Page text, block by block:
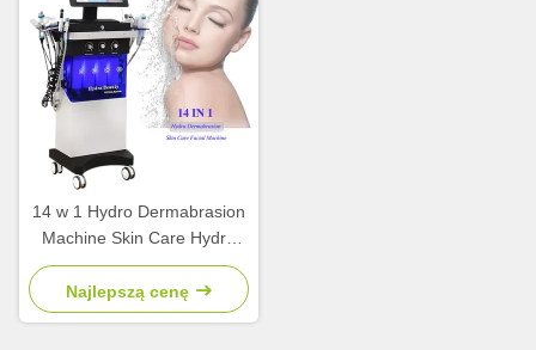
14 w 1 Hydro Dermabrasion
Machine Skin Care Hydro
Facial Machine
Najlepszą cenę